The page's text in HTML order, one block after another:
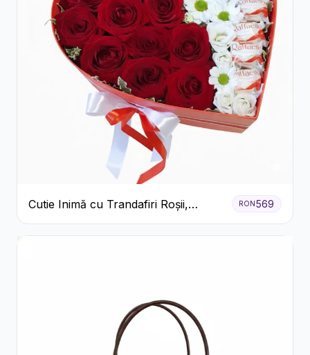
Cutie Inimă cu Trandafiri Roșii,
Crizanteme Albe și Bomboane
Raffaello
RON569